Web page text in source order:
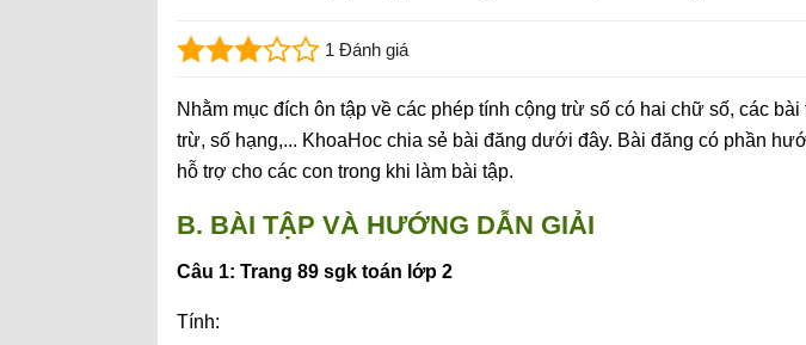
1 Đánh giá
Nhằm mục đích ôn tập về các phép tính cộng trừ số có hai chữ số, các bài
trừ, số hạng,... KhoaHoc chia sẻ bài đăng dưới đây. Bài đăng có phần
hỗ trợ cho các con trong khi làm bài tập.
B. BÀI TẬP VÀ HƯỚNG DẪN GIẢI
Câu 1: Trang 89 sgk toán lớp 2
Tính: